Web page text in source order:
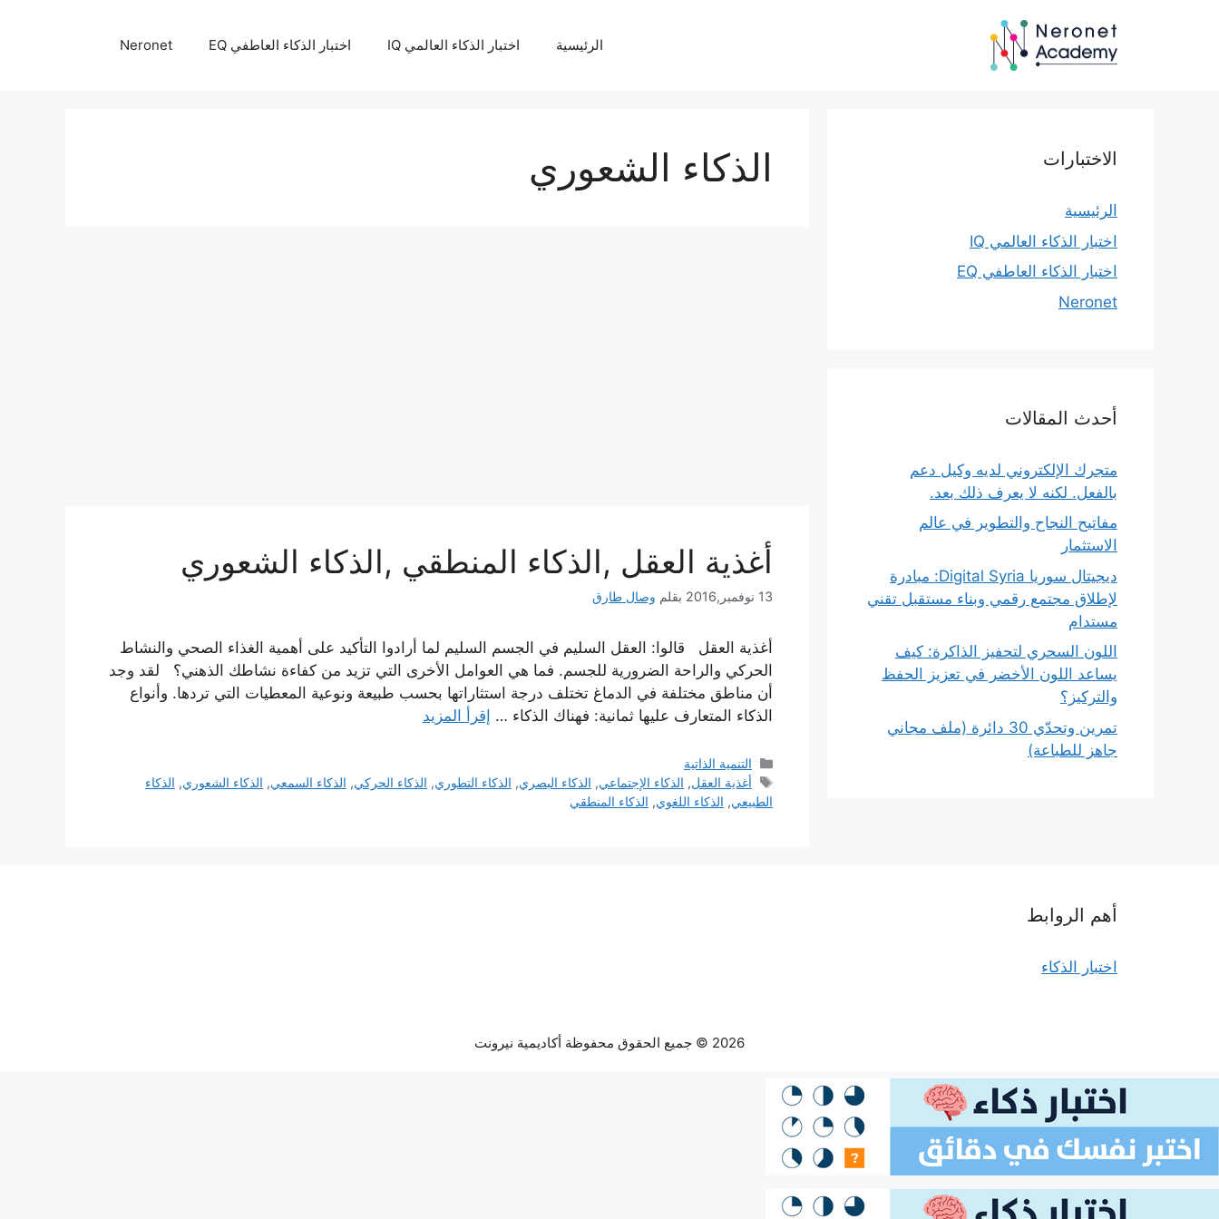
الرئيسية اختبار الذكاء العالمي IQ اختبار الذكاء العاطفي EQ Neronet
الذكاء الشعوري
أغذية العقل ,الذكاء المنطقي ,الذكاء الشعوري
13 نوفمبر,2016 بقلم وصال طارق
أغذية العقل قالوا: العقل السليم في الجسم السليم لما أرادوا التأكيد على أهمية الغذاء الصحي والنشاط
الحركي والراحة الضرورية للجسم. فما هي العوامل الأخرى التي تزيد من كفاءة نشاطك الذهني؟ لقد وجد
أن مناطق مختلفة في الدماغ تختلف درجة استثاراتها بحسب طبيعة ونوعية المعطيات التي تردها. وأنواع
الذكاء المتعارف عليها ثمانية: فهناك الذكاء … إقرأ المزيد
التصنيفات
التنمية الذاتية
الوسوم
أغذية العقل, الذكاء الإجتماعي, الذكاء البصري, الذكاء التطوري, الذكاء الحركي, الذكاء السمعي, الذكاء الشعوري, الذكاء
الطبيعي, الذكاء اللغوي, الذكاء المنطقي
الاختبارات
الرئيسية
اختبار الذكاء العالمي IQ
اختبار الذكاء العاطفي EQ
Neronet
أحدث المقالات
متجرك الإلكتروني لديه وكيل دعم
بالفعل. لكنه لا يعرف ذلك بعد.
مفاتيح النجاح والتطوير في عالم
الاستثمار
ديجيتال سوريا Digital Syria: مبادرة
لإطلاق مجتمع رقمي وبناء مستقبل تقني
مستدام
اللون السحري لتحفيز الذاكرة: كيف
يساعد اللون الأخضر في تعزيز الحفظ
والتركيز؟
تمرين وتحدّي 30 دائرة (ملف مجاني
جاهز للطباعة)
أهم الروابط
اختبار الذكاء
2026 © جميع الحقوق محفوظة أكاديمية نيرونت